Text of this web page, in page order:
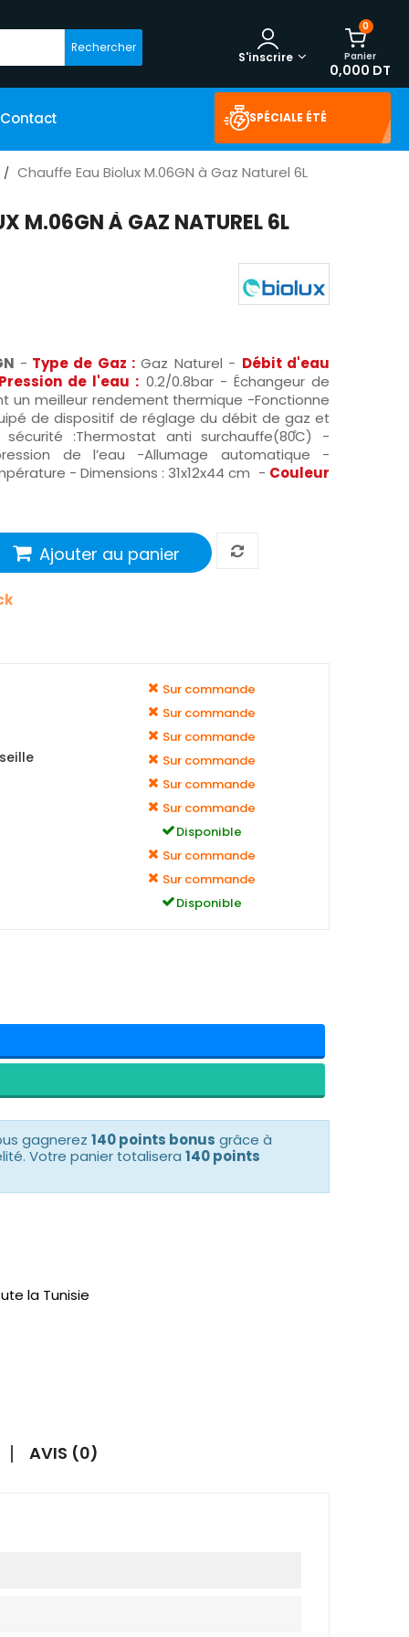
Rechercher
0
Panier
0,000 DT
S'inscrire
Contact SPÉCIALE ÉTÉ
Chauffe Eau Biolux M.06GN à Gaz Naturel 6L
M.06GN À GAZ NATUREL 6L
- Type de Gaz : Gaz Naturel - Débit d'eau
de l'eau : 0.2/0.8bar - Échangeur de
un meilleur rendement thermique -Fonctionne
de dispositif de réglage du débit de gaz et
:Thermostat anti surchauffe(80̊C) -
de l’eau -Allumage automatique -
- Dimensions : 31x12x44 cm - Couleur
Ajouter au panier
Sur commande
Sur commande
Sur commande
Sur commande
Sur commande
Sur commande
Disponible
Sur commande
Sur commande
Disponible
gagnerez 140 points bonus grâce à
Votre panier totalisera 140 points
la Tunisie
AVIS (0)